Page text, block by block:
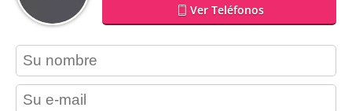
Ver Teléfonos
contact_name
contact_email